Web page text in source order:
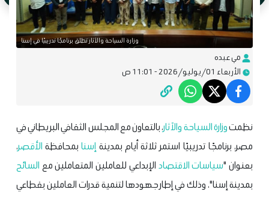
وزارة السياحة والآثار تطلق برنامجًا تدريبيًا في إسنا
مي عبده
الأربعاء 01/يوليو/2026 - 11:01 ص
نظمتوزارة السياحة والآثار، بالتعاون مع المجلس الثقافي البريطاني في
مصر، برنامجًا تدريبيًا استمر ثلاثة أيام بمدينة إسنابمحافظة الأقصر،
بعنوان "سياساتالاقتصاد الإبداعي للعاملين المتعاملين مع السائح
بمدينة إسنا"، وذلك في إطار جهودها لتنمية قدرات العاملين بقطاعي